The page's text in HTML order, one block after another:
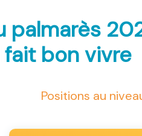
palmarès
bon vivre
Positions au